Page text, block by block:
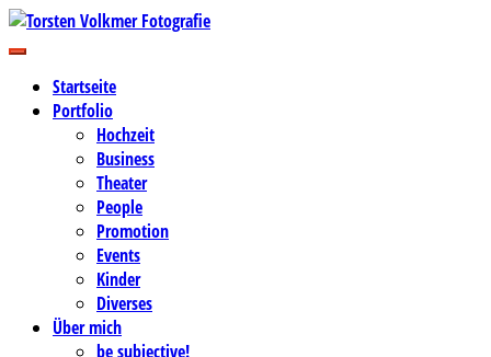
Zum
Inhalt
Torsten Volkmer Fotografie
Business-, Portrait- und Hochzeitsfotografie
Startseite
Portfolio
Hochzeit
Business
Theater
People
Promotion
Events
Kinder
Diverses
Über mich
be subjective!